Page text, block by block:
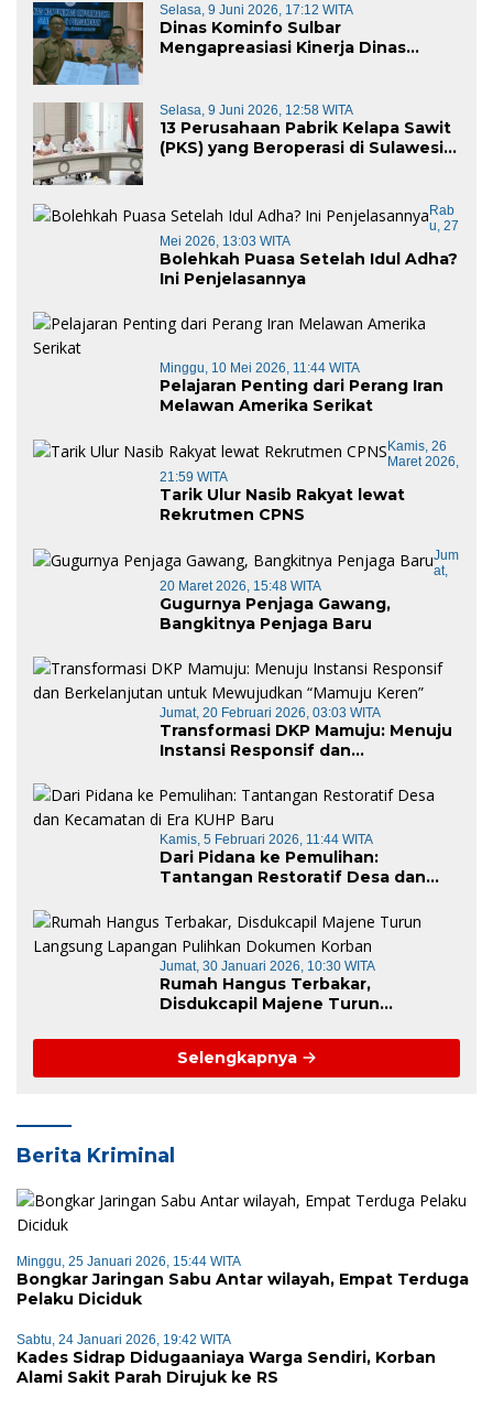
Selasa, 9 Juni 2026, 17:12 WITA
Dinas Kominfo Sulbar
Mengapreasiasi Kinerja Dinas
Selasa, 9 Juni 2026, 12:58 WITA
13 Perusahaan Pabrik Kelapa Sawit
(PKS) yang Beroperasi di Sulawesi
Rab
U, 27
Mei 2026, 13:03 WITA
Bolehkah Puasa Setelah Idul Adha?
Ini Penjelasannya
Minggu, 10 Mei 2026, 11:44 WITA
Pelajaran Penting dari Perang Iran
Melawan Amerika Serikat
Kamis, 26
Maret 2026,
21:59 WITA
Tarik Ulur Nasib Rakyat lewat
Rekrutmen CPNS
Jum
At,
20 Maret 2026, 15:48 WITA
Gugurnya Penjaga Gawang,
Bangkitnya Penjaga Baru
Jumat, 20 Februari 2026, 03:03 WITA
Transformasi DKP Mamuju: Menuju
Instansi Responsif dan
“Mamuju Keren”
Kamis, 5 Februari 2026, 11:44 WITA
Dari Pidana ke Pemulihan:
Tantangan Restoratif Desa dan
Jumat, 30 Januari 2026, 10:30 WITA
Rumah Hangus Terbakar,
Disdukcapil Majene Turun
Dokumen Korban
Selengkapnya
Berita Kriminal
Minggu, 25 Januari 2026, 15:44 WITA
Bongkar Jaringan Sabu Antar wilayah, Empat Terduga
Pelaku Diciduk
Sabtu, 24 Januari 2026, 19:42 WITA
Kades Sidrap Didugaaniaya Warga Sendiri, Korban
Alami Sakit Parah Dirujuk ke RS